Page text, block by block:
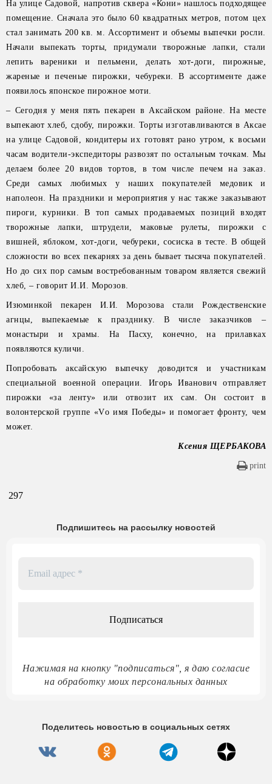
На улице Садовой, напротив сквера «Кони» нашлось подходящее
помещение. Сначала это было 60 квадратных метров, потом цех
стал занимать 200 кв. м. Ассортимент и объемы выпечки росли.
Начали выпекать торты, придумали творожные лапки, стали
лепить вареники и пельмени, делать хот-доги, пирожные,
жареные и печеные пирожки, чебуреки. В ассортименте даже
появилось японское пирожное моти.
– Сегодня у меня пять пекарен в Аксайском районе. На месте
выпекают хлеб, сдобу, пирожки. Торты изготавливаются в Аксае
на улице Садовой, кондитеры их готовят рано утром, к восьми
часам водители-экспедиторы развозят по остальным точкам. Мы
делаем более 20 видов тортов, в том числе печем на заказ.
Среди самых любимых у наших покупателей медовик и
наполеон. На праздники и мероприятия у нас также заказывают
пироги, курники. В топ самых продаваемых позиций входят
творожные лапки, штрудели, маковые рулеты, пирожки с
вишней, яблоком, хот-доги, чебуреки, сосиска в тесте. В общей
сложности во всех пекарнях за день бывает тысяча покупателей.
Но до сих пор самым востребованным товаром является свежий
хлеб, – говорит И.И. Морозов.
Изюминкой пекарен И.И. Морозова стали Рождественские
агнцы, выпекаемые к празднику. В числе заказчиков –
монастыри и храмы. На Пасху, конечно, на прилавках
появляются куличи.
Попробовать аксайскую выпечку доводится и участникам
специальной военной операции. Игорь Иванович отправляет
пирожки «за ленту» или отвозит их сам. Он состоит в
волонтерской группе «Vо имя Победы» и помогает фронту, чем
может.
Ксения ЩЕРБАКОВА
print
297
Подпишитесь на рассылку новостей
Нажимая на кнопку "подписаться", я даю согласие
на обработку моих персональных данных
Поделитесь новостью в социальных сетях